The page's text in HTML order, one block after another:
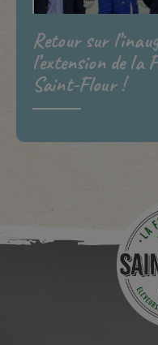
Retour sur
l’extension de la
Saint-Flour !